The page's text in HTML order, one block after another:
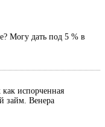
Могу дать под 5 % в
испорченная
займ. Венера